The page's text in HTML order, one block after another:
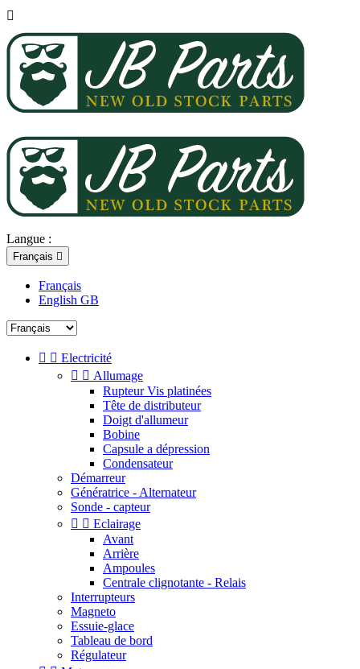

Langue :
Français 
Français
English GB
  Electricité
  Allumage
Rupteur Vis platinées
Tête de distributeur
Doigt d'allumeur
Bobine
Capsule a dépression
Condensateur
Démarreur
Génératrice - Alternateur
Sonde - capteur
  Eclairage
Avant
Arrière
Ampoules
Centrale clignotante - Relais
Interrupteurs
Magneto
Essuie-glace
Tableau de bord
Régulateur